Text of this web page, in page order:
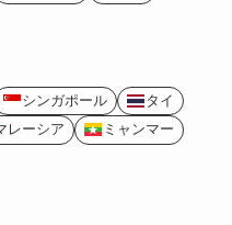
シンガポール
タイ
レーシア
ミャンマー